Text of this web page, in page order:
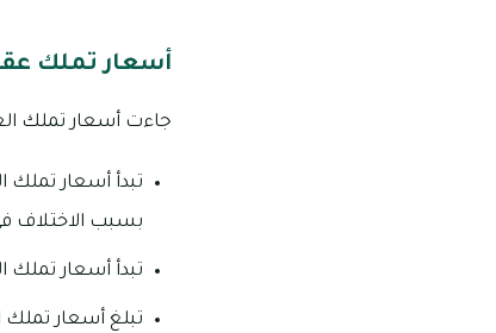
أسعار تملك
جاءت أسعار تملك
بسبب الاختلاف
تبدأ أسعار تملك الفلل التي تتألف من 5
تبلغ أسعار تملك الفلل التي